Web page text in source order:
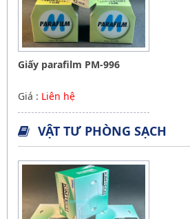
Giấy parafilm PM-996
Giá : Liên hệ
VẬT TƯ PHÒNG SẠCH